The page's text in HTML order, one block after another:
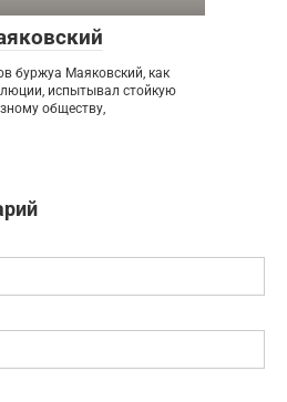
буржуа Маяковский, как
испытывал стойкую
обществу,